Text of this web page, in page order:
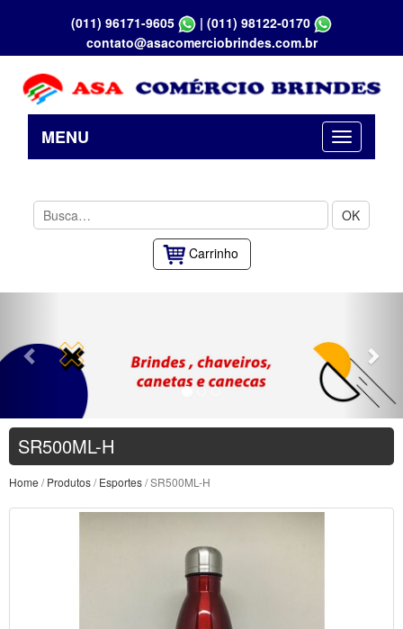
(011) 96171-9605 | (011) 98122-0170
contato@asacomerciobrindes.com.br
MENU
OK
Carrinho
SR500ML-H
Home /Produtos/Esportes/ SR500ML-H